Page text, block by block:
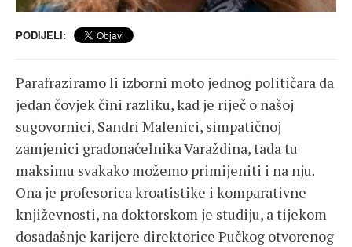
PODIJELI:
Parafraziramo li izborni moto jednog političara da
jedan čovjek čini razliku, kad je riječ o našoj
sugovornici, Sandri Malenici, simpatičnoj
zamjenici gradonačelnika Varaždina, tada tu
maksimu svakako možemo primijeniti i na nju.
Ona je profesorica kroatistike i komparativne
književnosti, na doktorskom je studiju, a tijekom
dosadašnje karijere direktorice Pučkog otvorenog